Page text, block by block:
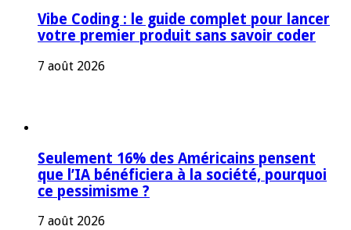
Vibe Coding : le guide complet pour lancer
votre premier produit sans savoir coder
7 août 2026
Seulement 16% des Américains pensent
que l’IA bénéficiera à la société, pourquoi
ce pessimisme ?
7 août 2026